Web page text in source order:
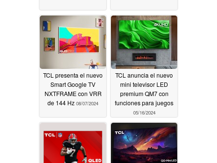
TCL presenta el nuevo
Smart Google TV
NXTFRAME con VRR
de 144 Hz 08/07/2024
TCL anuncia el nuevo
mini televisor LED
premium QM7 con
funciones para juegos
05/16/2024